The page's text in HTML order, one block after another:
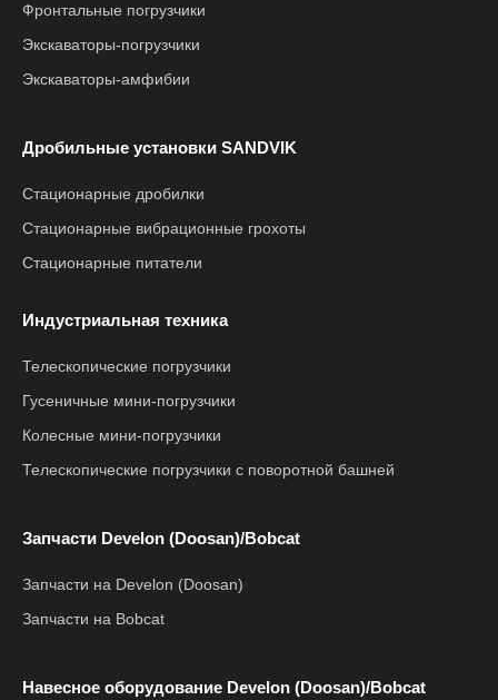
Фронтальные погрузчики
Экскаваторы-погрузчики
Экскаваторы-амфибии
Дробильные установки SANDVIK
Стационарные дробилки
Стационарные вибрационные грохоты
Стационарные питатели
Индустриальная техника
Телескопические погрузчики
Гусеничные мини-погрузчики
Колесные мини-погрузчики
Телескопические погрузчики с поворотной башней
Запчасти Develon (Doosan)/Bobcat
Запчасти на Develon (Doosan)
Запчасти на Bobcat
Навесное оборудование Develon (Doosan)/Bobcat